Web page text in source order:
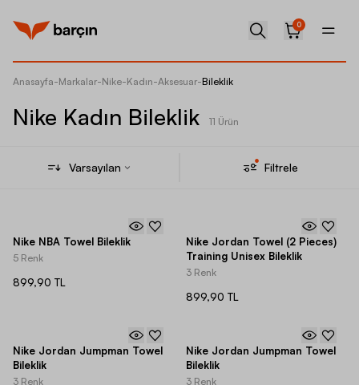
0
Anasayfa-Markalar-Nike-Kadın-Aksesuar-Bileklik
Nike Kadın Bileklik 11 Ürün
Varsayılan Filtrele
Nike NBA Towel Bileklik
5 Renk
899,90 TL
Nike Jordan Towel (2 Pieces)
Training Unisex Bileklik
3 Renk
899,90 TL
Nike Jordan Jumpman Towel
Bileklik
3 Renk
Nike Jordan Jumpman Towel
Bileklik
3 Renk